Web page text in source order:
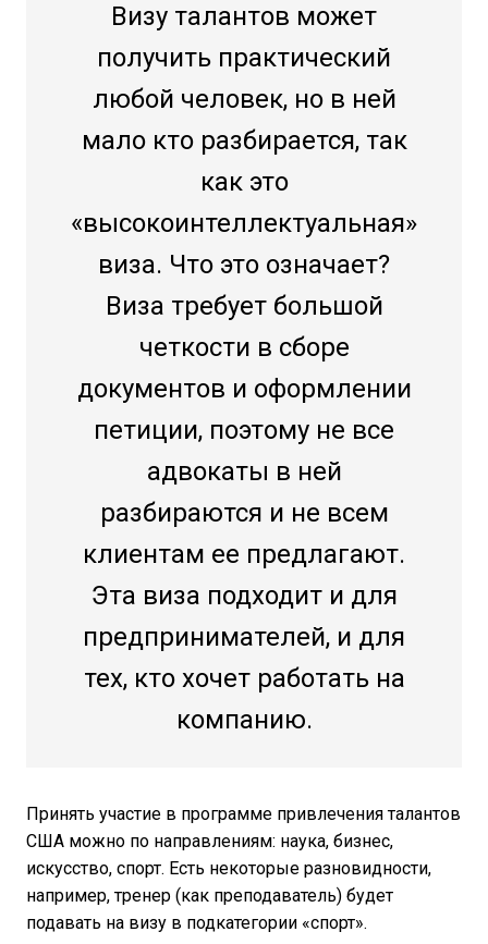
Визу талантов может
получить практический
любой человек, но в ней
мало кто разбирается, так
как это
«высокоинтеллектуальная»
виза. Что это означает?
Виза требует большой
четкости в сборе
документов и оформлении
петиции, поэтому не все
адвокаты в ней
разбираются и не всем
клиентам ее предлагают.
Эта виза подходит и для
предпринимателей, и для
тех, кто хочет работать на
компанию.
Принять участие в программе привлечения талантов
США можно по направлениям: наука, бизнес,
искусство, спорт. Есть некоторые разновидности,
например, тренер (как преподаватель) будет
подавать на визу в подкатегории «спорт».